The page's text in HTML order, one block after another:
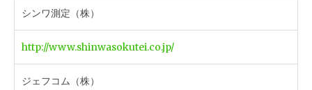
シンワ測定（株）
http://www.shinwasokutei.co.jp/
ジェフコム（株）